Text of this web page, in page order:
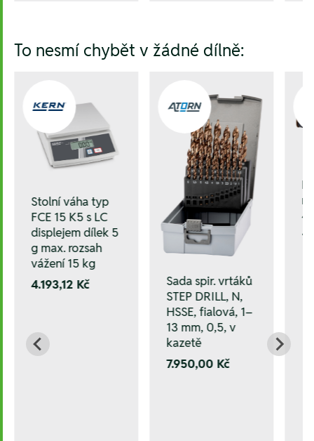
To nesmí chybět v žádné dílně:
Stolní váha typ
FCE 15 K5 s LC
displejem dílek 5
g max. rozsah
vážení 15 kg
4.193,12 Kč
Sada spir. vrtáků
STEP DRILL, N,
HSSE, fialová, 1–
13 mm, 0,5, v
kazetě
7.950,00 Kč